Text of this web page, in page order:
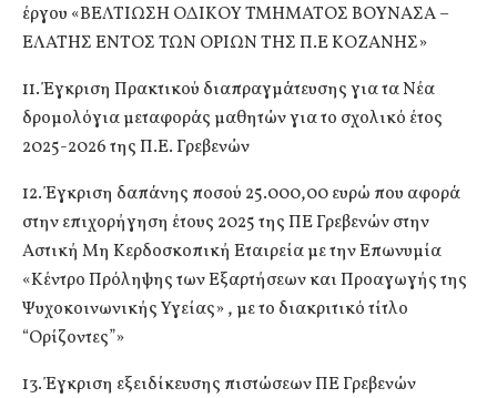
έργου «ΒΕΛΤΙΩΣΗ ΟΔΙΚΟΥ ΤΜΗΜΑΤΟΣ ΒΟΥΝΑΣΑ –
ΕΛΑΤΗΣ ΕΝΤΟΣ ΤΩΝ ΟΡΙΩΝ ΤΗΣ Π.Ε ΚΟΖΑΝΗΣ»
11. Έγκριση Πρακτικού διαπραγμάτευσης για τα Νέα
δρομολόγια μεταφοράς μαθητών για το σχολικό έτος
2025-2026 της Π.Ε. Γρεβενών
12. Έγκριση δαπάνης ποσού 25.000,00 ευρώ που αφορά
στην επιχορήγηση έτους 2025 της ΠΕ Γρεβενών στην
Αστική Μη Κερδοσκοπική Εταιρεία με την Επωνυμία
«Κέντρο Πρόληψης των Εξαρτήσεων και Προαγωγής της
Ψυχοκοινωνικής Υγείας» , με το διακριτικό τίτλο
“Ορίζοντες”»
13. Έγκριση εξειδίκευσης πιστώσεων ΠΕ Γρεβενών